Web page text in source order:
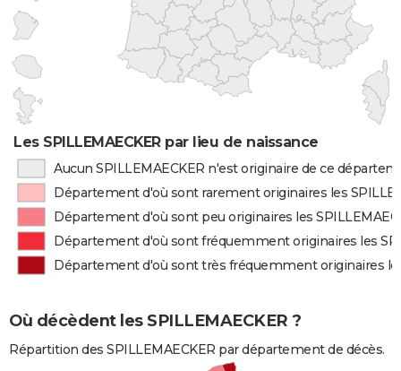
Les SPILLEMAECKER par lieu de naissance
Aucun SPILLEMAECKER n'est originaire de ce
Département d'où sont rarement originaires les
Département d'où sont peu originaires les
Département d'où sont fréquemment originaires les
Département d'où sont très fréquemment originaires
Où décèdent les SPILLEMAECKER ?
Répartition des SPILLEMAECKER par département de décès.